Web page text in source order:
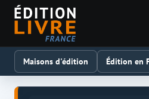
Maisons d'édition Édition en